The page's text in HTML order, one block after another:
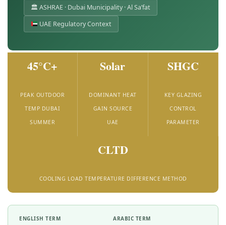
🏛 ASHRAE · Dubai Municipality · Al Sa’fat
UAE Regulatory Context
45°C+
PEAK OUTDOOR
TEMP DUBAI
SUMMER
Solar
DOMINANT HEAT
GAIN SOURCE
UAE
SHGC
KEY GLAZING
CONTROL
PARAMETER
CLTD
COOLING LOAD TEMPERATURE DIFFERENCE METHOD
ENGLISH TERM ARABIC TERM